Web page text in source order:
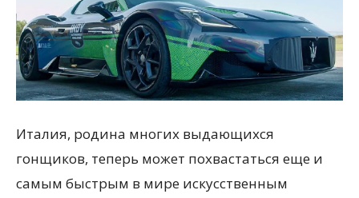
Италия, родина многих выдающихся
гонщиков, теперь может похвастаться еще и
самым быстрым в мире искусственным